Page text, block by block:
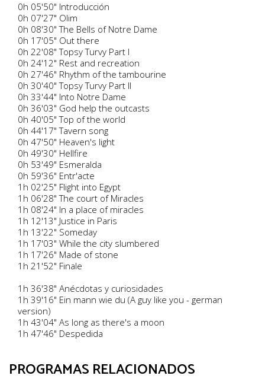
0h 05'50" Introducción
0h 07'27" Olim
0h 08'30" The Bells of Notre Dame
0h 17'05" Out there
0h 22'08" Topsy Turvy Part I
0h 24'12" Rest and recreation
0h 27'46" Rhythm of the tambourine
0h 30'40" Topsy Turvy Part II
0h 33'44" Into Notre Dame
0h 36'03" God help the outcasts
0h 40'05" Top of the world
0h 44'17" Tavern song
0h 47'50" Heaven's light
0h 49'30" Hellfire
0h 53'49" Esmeralda
0h 59'36" Entr'acte
1h 02'25" Flight into Egypt
1h 06'28" The court of Miracles
1h 08'24" In a place of miracles
1h 12'13" Justice in Paris
1h 13'22" Someday
1h 17'03" While the city slumbered
1h 17'26" Made of stone
1h 21'52" Finale
1h 36'38" Anécdotas y curiosidades
1h 39'16" Ein mann wie du (A guy like you - german
version)
1h 43'04" As long as there's a moon
1h 47'46" Despedida
PROGRAMAS RELACIONADOS